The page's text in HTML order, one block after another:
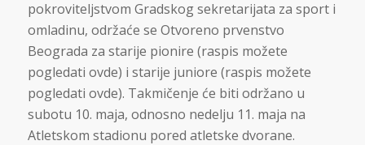
pokroviteljstvom Gradskog sekretarijata za sport i
omladinu, održaće se Otvoreno prvenstvo
Beograda za starije pionire (raspis možete
pogledati ovde) i starije juniore (raspis možete
pogledati ovde). Takmičenje će biti održano u
subotu 10. maja, odnosno nedelju 11. maja na
Atletskom stadionu pored atletske dvorane.